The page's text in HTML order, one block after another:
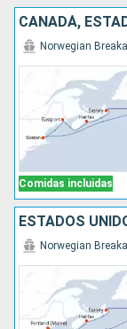
CANADÁ,
Comidas incluidas
Norwegian
ESTADOS
Norwegian